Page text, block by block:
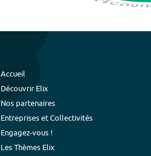
Accueil
Découvrir Elix
Nos partenaires
Entreprises et Collectivités
Engagez-vous !
Les Thèmes Elix